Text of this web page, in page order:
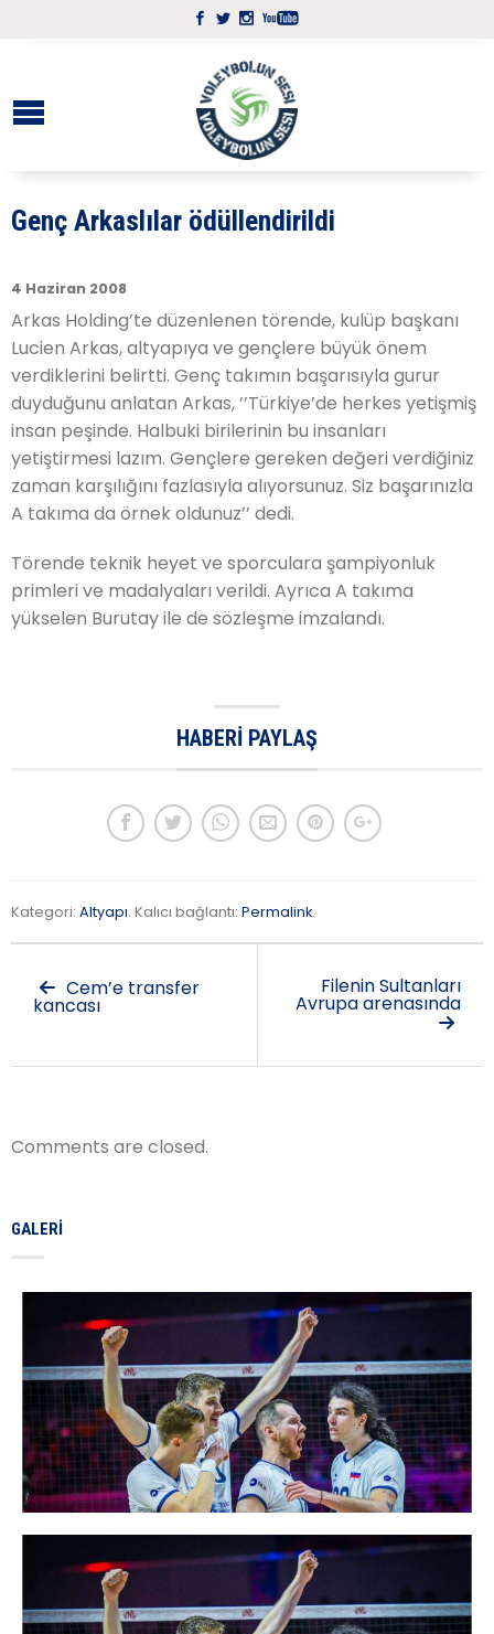
Genç Arkaslılar ödüllendirildi
4 Haziran 2008
Arkas Holding’te düzenlenen törende, kulüp başkanı
Lucien Arkas, altyapıya ve gençlere büyük önem
verdiklerini belirtti. Genç takımın başarısıyla gurur
duyduğunu anlatan Arkas, ’’Türkiye’de herkes yetişmiş
insan peşinde. Halbuki birilerinin bu insanları
yetiştirmesi lazım. Gençlere gereken değeri verdiğiniz
zaman karşılığını fazlasıyla alıyorsunuz. Siz başarınızla
A takıma da örnek oldunuz’’ dedi.
Törende teknik heyet ve sporculara şampiyonluk
primleri ve madalyaları verildi. Ayrıca A takıma
yükselen Burutay ile de sözleşme imzalandı.
HABERI PAYLAŞ
Kategori: Altyapı. Kalıcı bağlantı: Permalink.
Cem’e transfer
kancası
Filenin Sultanları
Avrupa arenasında
Comments are closed.
GALERI